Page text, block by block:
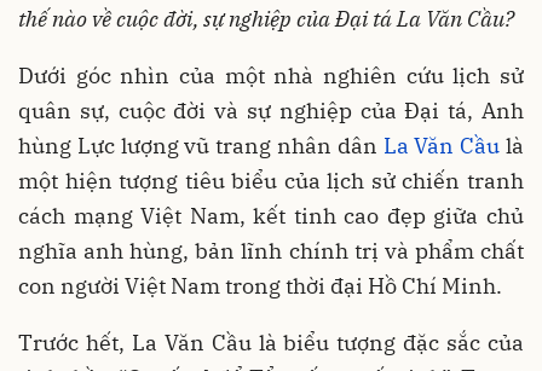
thế nào về cuộc đời, sự nghiệp của Đại tá La Văn Cầu?
Dưới góc nhìn của một nhà nghiên cứu lịch sử
quân sự, cuộc đời và sự nghiệp của Đại tá, Anh
hùng Lực lượng vũ trang nhân dân La Văn Cầu là
một hiện tượng tiêu biểu của lịch sử chiến tranh
cách mạng Việt Nam, kết tinh cao đẹp giữa chủ
nghĩa anh hùng, bản lĩnh chính trị và phẩm chất
con người Việt Nam trong thời đại Hồ Chí Minh.
Trước hết, La Văn Cầu là biểu tượng đặc sắc của